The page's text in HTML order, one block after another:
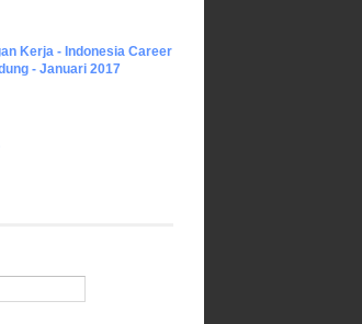
Kerja - Indonesia Career
- Januari 2017